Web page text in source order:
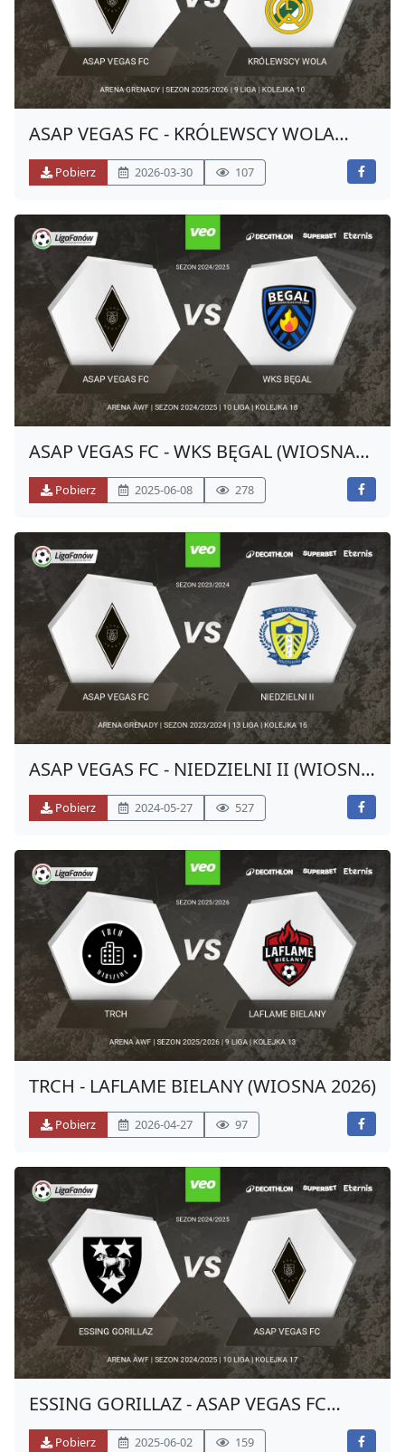
ASAP VEGAS FC - KRÓLEWSCY WOLA
(WIOSNA 2026)
Pobierz 2026-03-30 107
ASAP VEGAS FC - WKS BĘGAL (WIOSNA
2025)
Pobierz 2025-06-08 278
ASAP VEGAS FC - NIEDZIELNI II (WIOSNA
2024)
Pobierz 2024-05-27 527
TRCH - LAFLAME BIELANY (WIOSNA 2026)
Pobierz 2026-04-27 97
ESSING GORILLAZ - ASAP VEGAS FC
(WIOSNA 2025)
Pobierz 2025-06-02 159